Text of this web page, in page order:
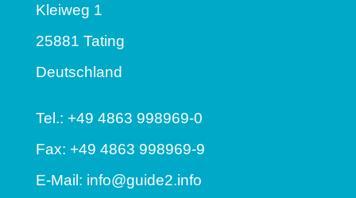
Kleiweg 1
25881 Tating
Deutschland
Tel.: +49 4863 998969-0
Fax: +49 4863 998969-9
E-Mail: info@guide2.info